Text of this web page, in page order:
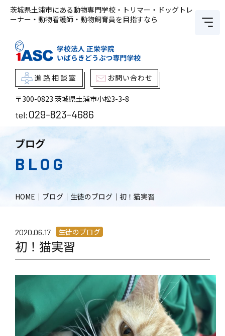
茨城県土浦市にある動物専門学校・トリマー・ドッグトレ
ーナー・動物看護師・動物飼育員を目指すなら
進路相談室 お問い合わせ
〒300-0823 茨城県土浦市小松3-3-8
tel:029-823-4686
ブログ
BLOG
HOME ｜ ブログ ｜ 生徒のブログ ｜ 初！猫実習
2020.06.17 生徒のブログ
初！猫実習